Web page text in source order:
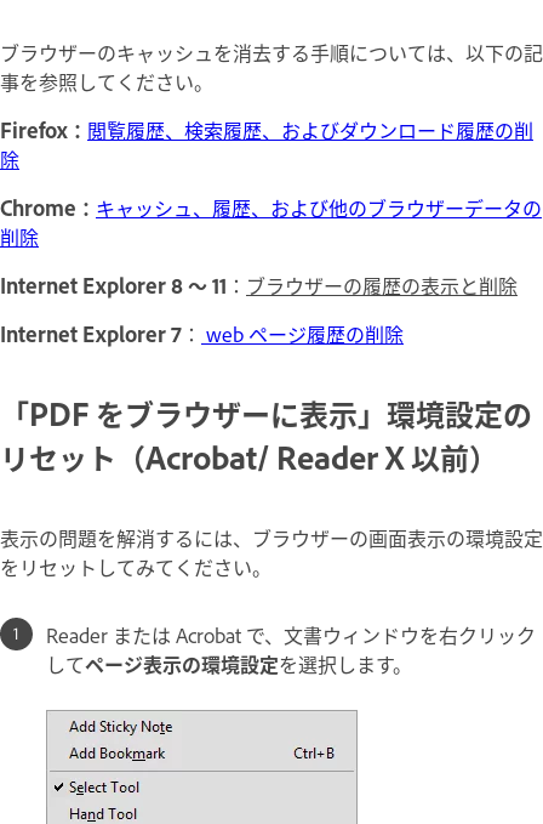
ブラウザーのキャッシュを消去する手順については、以下の記
事を参照してください。
Firefox： 閲覧履歴、検索履歴、およびダウンロード履歴の削
除
Chrome： キャッシュ、履歴、および他のブラウザーデータの
削除
Internet Explorer 8 ～ 11 ： ブラウザーの履歴の表示と削除
Internet Explorer 7 ： web ページ履歴の削除
「PDF をブラウザーに表示」環境設定の
リセット（Acrobat/ Reader X 以前）
表示の問題を解消するには、ブラウザーの画面表示の環境設定
をリセットしてみてください。
Reader または Acrobat で、文書ウィンドウを右クリック
してページ表示の環境設定を選択します。